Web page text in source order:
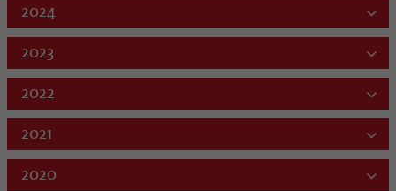
2024
2023
2022
2021
2020